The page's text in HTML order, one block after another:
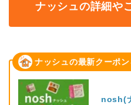
ナッシュの詳細や
ナッシュの最新クーポ
nosh(